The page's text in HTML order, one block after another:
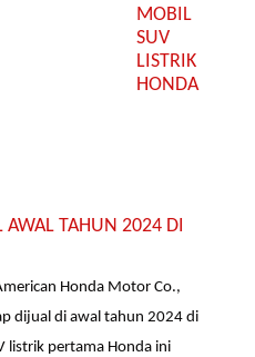
MOBIL
SUV
LISTRIK
HONDA
AWAL TAHUN 2024 DI
Honda Motor Co.,
dijual di awal tahun 2024 di
listrik pertama Honda ini